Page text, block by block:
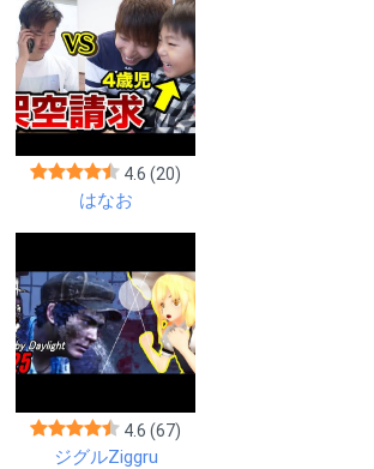
4.6 (20)
はなお
4.6 (67)
ジグルZiggru